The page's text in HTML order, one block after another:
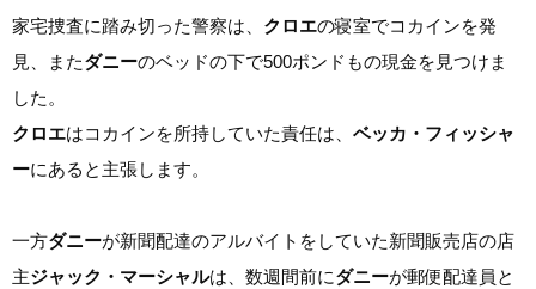
家宅捜査に踏み切った警察は、 クロエの寝室でコカインを発
見、またダニーのベッドの下で500ポンドもの現金を見つけま
した。
クロエはコカインを所持していた責任は、 ベッカ・フィッシャ
ーにあると主張します。
一方ダニーが新聞配達のアルバイトをしていた新聞販売店の店
主ジャック・マーシャルは、数週間前にダニーが郵便配達員と